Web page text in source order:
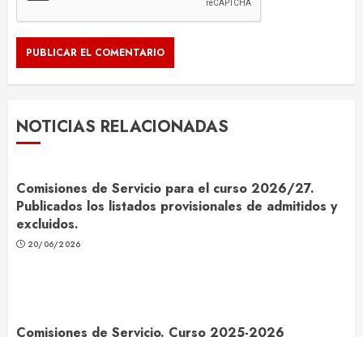
NOTICIAS RELACIONADAS
Comisiones de Servicio para el curso 2026/27.
Publicados los listados provisionales de admitidos y
excluidos.
20/06/2026
Comisiones de Servicio. Curso 2025-2026